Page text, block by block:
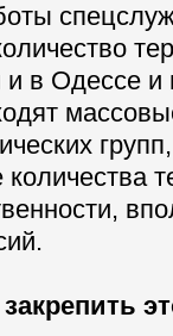
в Одессе и